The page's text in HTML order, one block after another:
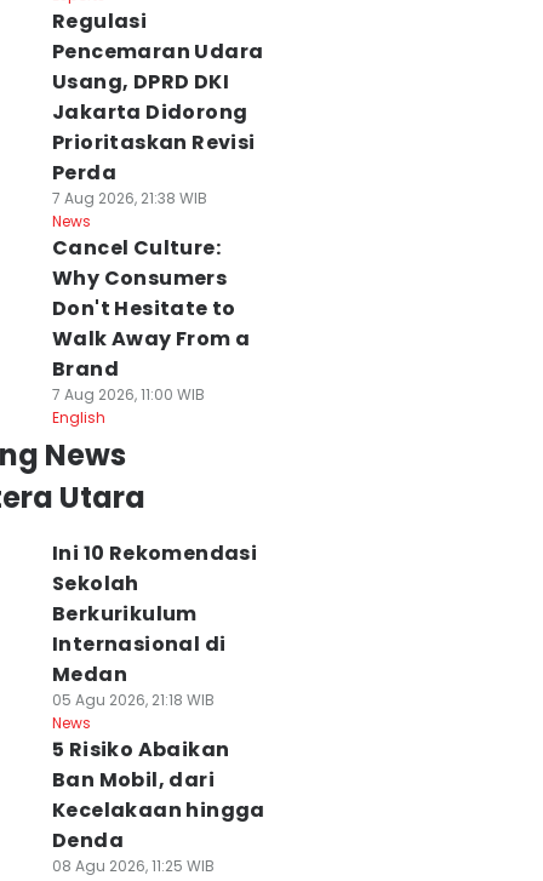
Regulasi
Pencemaran Udara
Usang, DPRD DKI
Jakarta Didorong
Prioritaskan Revisi
Perda
7 Aug 2026, 21:38 WIB
News
Cancel Culture:
Why Consumers
Don't Hesitate to
Walk Away From a
Brand
7 Aug 2026, 11:00 WIB
English
News
Utara
Ini 10 Rekomendasi
Sekolah
Berkurikulum
Internasional di
Medan
05 Agu 2026, 21:18 WIB
News
5 Risiko Abaikan
Ban Mobil, dari
Kecelakaan hingga
Denda
08 Agu 2026, 11:25 WIB